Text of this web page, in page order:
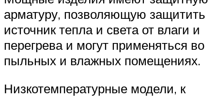
арматуру, позволяющую защитить
источник тепла и света от влаги и
перегрева и могут применяться во
пыльных и влажных помещениях.
Низкотемпературные модели, к